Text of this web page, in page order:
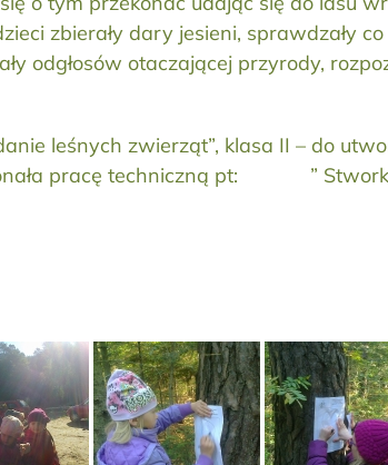
zbierały dary jesieni, sprawdzały
odgłosów otaczającej przyrody,
leśnych zwierząt”, klasa II – do
pracę techniczną pt: ”